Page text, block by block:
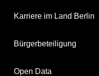
Karriere im Land Berlin
Bürgerbeteiligung
Open Data